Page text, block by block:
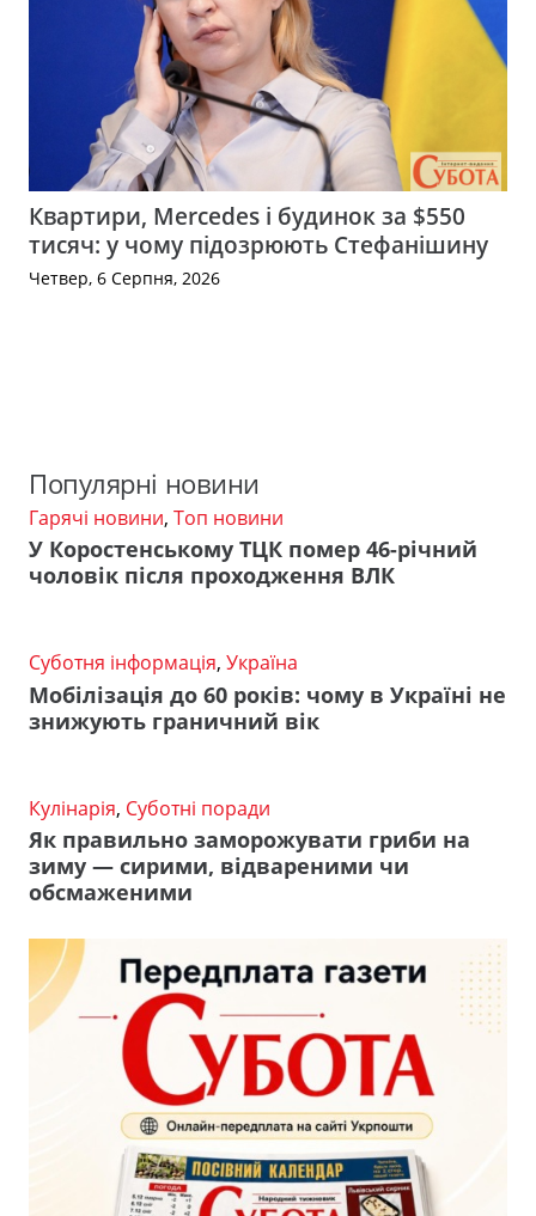
Квартири, Mercedes і будинок за $550
тисяч: у чому підозрюють Стефанішину
Четвер, 6 Серпня, 2026
Популярні новини
Гарячі новини, Топ новини
У Коростенському ТЦК помер 46-річний
чоловік після проходження ВЛК
Суботня інформація, Україна
Мобілізація до 60 років: чому в Україні не
знижують граничний вік
Кулінарія, Суботні поради
Як правильно заморожувати гриби на
зиму — сирими, відвареними чи
обсмаженими